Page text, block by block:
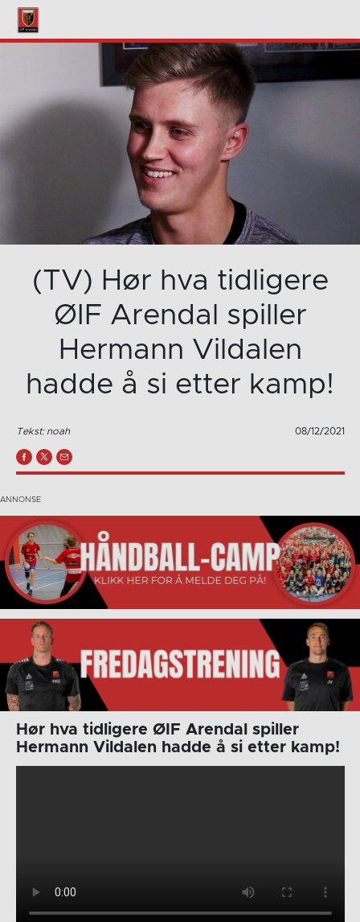
(TV) Hør hva tidligere
ØIF Arendal spiller
Hermann Vildalen
hadde å si etter kamp!
Tekst: noah 08/12/2021
Hør hva tidligere ØIF Arendal spiller
Hermann Vildalen hadde å si etter kamp!